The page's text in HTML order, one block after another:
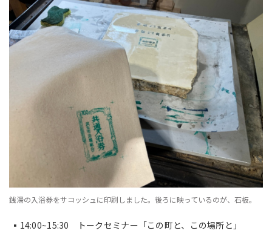
銭湯の入浴券をサコッシュに印刷しました。後ろに映っているのが、石板。
▪️ 14:00~15:30 トークセミナー「この町と、この場所と」